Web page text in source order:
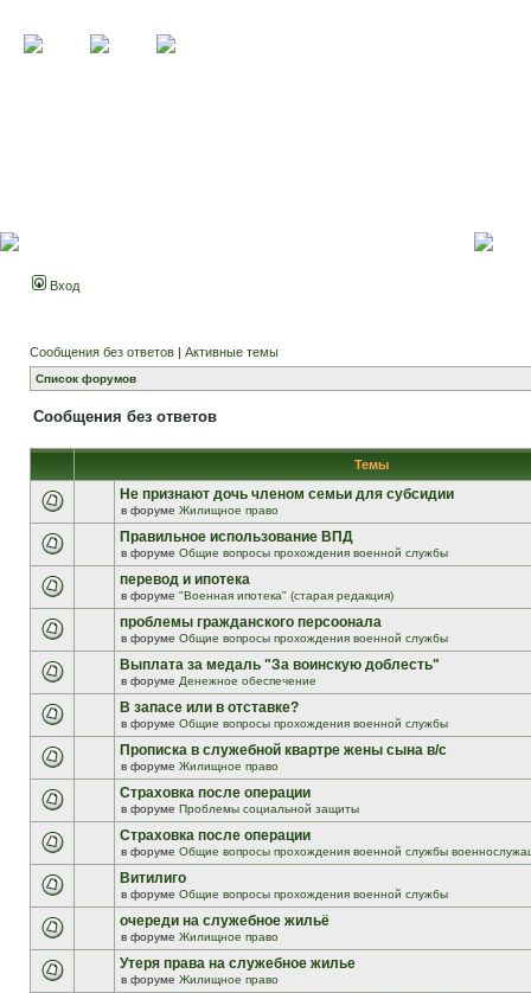
Вход
Сообщения без ответов | Активные темы
Список форумов
Сообщения без ответов
Темы
Не признают дочь членом семьи для субсидии
в форуме Жилищное право
Правильное использование ВПД
в форуме Общие вопросы прохождения военной службы
перевод и ипотека
в форуме "Военная ипотека" (старая редакция)
проблемы гражданского персоонала
в форуме Общие вопросы прохождения военной службы
Выплата за медаль "За воинскую доблесть"
в форуме Денежное обеспечение
В запасе или в отставке?
в форуме Общие вопросы прохождения военной службы
Прописка в служебной квартре жены сына в/с
в форуме Жилищное право
Страховка после операции
в форуме Проблемы социальной защиты
Страховка после операции
в форуме Общие вопросы прохождения военной службы
Витилиго
в форуме Общие вопросы прохождения военной службы
очереди на служебное жильё
в форуме Жилищное право
Утеря права на служебное жилье
в форуме Жилищное право